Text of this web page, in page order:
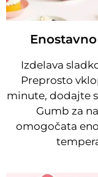
Izdelava
Preprosto
minute, dodajte
Gumb za
omogočata